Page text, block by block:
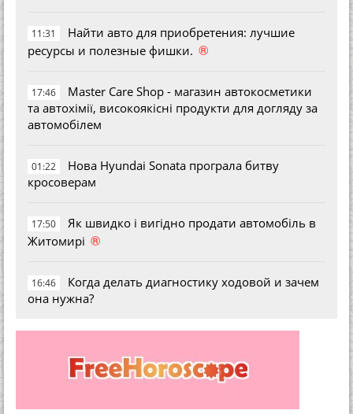
11:31
Найти авто для приобретения: лучшие
ресурсы и полезные фишки. ®
17:46
Master Care Shop - магазин автокосметики
та автохімії, високоякісні продукти для догляду за
автомобілем
01:22
Нова Hyundai Sonata програла битву
кросоверам
17:50
Як швидко і вигідно продати автомобіль в
Житомирі ®
16:46
Когда делать диагностику ходовой и зачем
она нужна?